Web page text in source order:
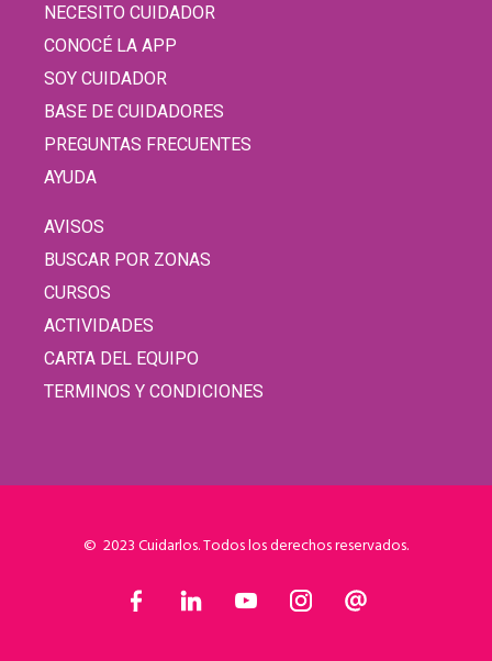
NECESITO CUIDADOR
CONOCÉ LA APP
SOY CUIDADOR
BASE DE CUIDADORES
PREGUNTAS FRECUENTES
AYUDA
AVISOS
BUSCAR POR ZONAS
CURSOS
ACTIVIDADES
CARTA DEL EQUIPO
TERMINOS Y CONDICIONES
© 2023 Cuidarlos. Todos los derechos reservados.